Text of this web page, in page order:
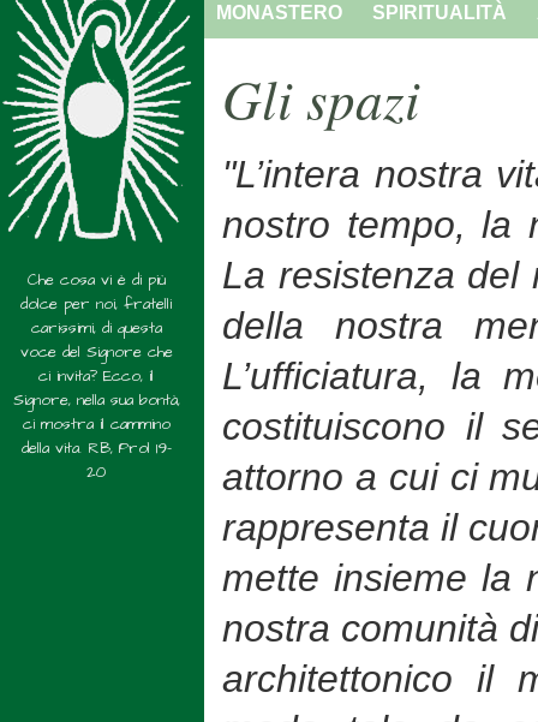
Che cosa vi è di più
dolce per noi, fratelli
carissimi, di questa
voce del Signore che
ci invita? Ecco, il
Signore, nella sua bontà,
ci mostra il cammino
della vita. RB, Prol 19-
20
MONASTERO SPIRITUALITÀ
Gli spazi
"L’intera nostra
nostro tempo, la
La resistenza del
della nostra
L’ufficiatura, la
costituiscono il
attorno a cui ci
rappresenta il
mette insieme la
nostra comunità
architettonico il